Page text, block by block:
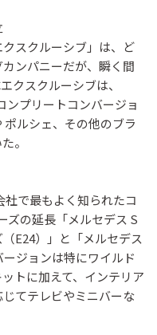
スクルーシブ」は、ど
ンパニーだが、瞬く間
クスクルーシブは、
ンプリートコンバージョ
ルシェ、その他のブラ
。
で最もよく知られたコ
ズの延長「メルセデス S
E24）」と「メルセデス
ジョンは特にワイルド
トに加えて、インテリア
てテレビやミニバーな